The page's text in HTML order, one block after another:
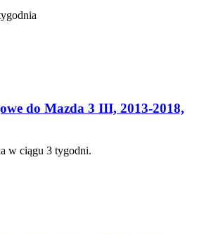
do Mazda 3 III, 2013-2018,
w ciągu 3 tygodni.